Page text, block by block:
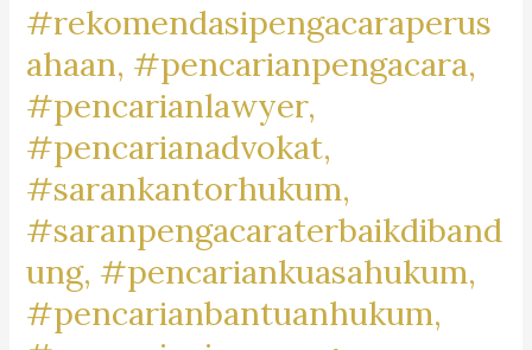
#rekomendasikantorhukumbisnis,
#jasapengacaraperusahaan,
#pencariankantoradvokat,
#lawyertiktok,
#rekomendasipengacara,
#rekomendasilawyer,
#beranda,
#pengacaratrendingdibandung,
#pengacaralagiviraldicimahi,
#rekomendasipengacaraperus
ahaan, #pencarianpengacara,
#pencarianlawyer,
#pencarianadvokat,
#sarankantorhukum,
#saranpengacaraterbaikdiband
ung, #pencariankuasahukum,
#pencarianbantuanhukum,